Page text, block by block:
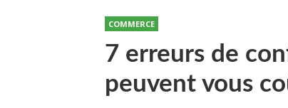
COMMERCE
7 erreurs de
peuvent vous